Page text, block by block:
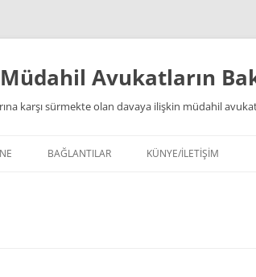
Avukatların
karşı sürmekte olan davaya ilişkin müdahil
BAĞLANTILAR KÜNYE/İLETİŞİM